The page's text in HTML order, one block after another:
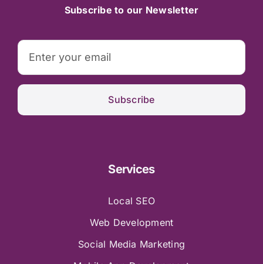
Subscribe to our Newsletter
Subscribe
Services
Local SEO
Web Development
Social Media Marketing